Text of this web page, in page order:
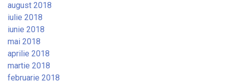
august 2018
iulie 2018
iunie 2018
mai 2018
aprilie 2018
martie 2018
februarie 2018